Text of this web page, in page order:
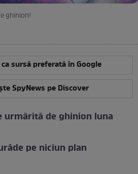
ghinion!
sursă preferată în Google
SpyNews pe Discover
urmărită de ghinion luna
pe niciun plan